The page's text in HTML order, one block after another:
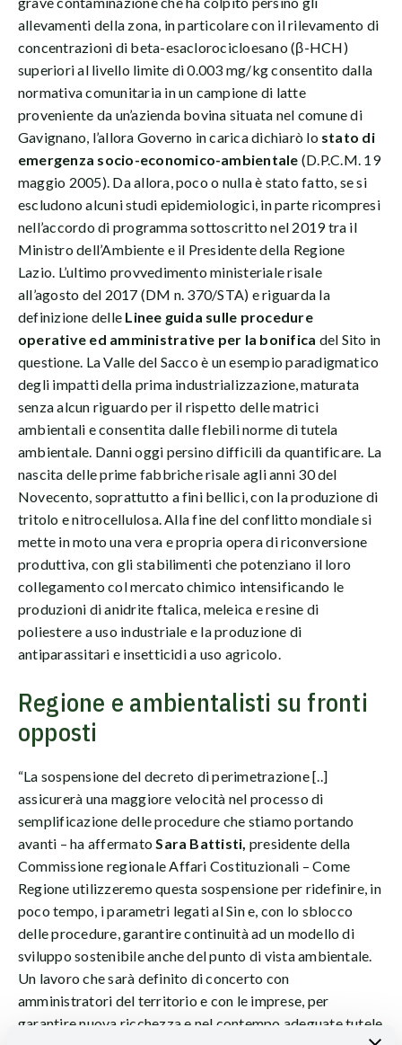
allevamenti della zona, in particolare con il rilevamento di
concentrazioni di beta-esaclorocicloesano (β-HCH)
superiori al livello limite di 0.003 mg/kg consentito dalla
normativa comunitaria in un campione di latte
proveniente da un’azienda bovina situata nel comune di
Gavignano, l’allora Governo in carica dichiarò lo stato di
emergenza socio-economico-ambientale (D.P.C.M. 19
maggio 2005). Da allora, poco o nulla è stato fatto, se si
escludono alcuni studi epidemiologici, in parte ricompresi
nell’accordo di programma sottoscritto nel 2019 tra il
Ministro dell’Ambiente e il Presidente della Regione
Lazio. L’ultimo provvedimento ministeriale risale
all’agosto del 2017 (DM n. 370/STA) e riguarda la
definizione delle Linee guida sulle procedure
operative ed amministrative per la bonifica del Sito in
questione. La Valle del Sacco è un esempio paradigmatico
degli impatti della prima industrializzazione, maturata
senza alcun riguardo per il rispetto delle matrici
ambientali e consentita dalle flebili norme di tutela
ambientale. Danni oggi persino difficili da quantificare. La
nascita delle prime fabbriche risale agli anni 30 del
Novecento, soprattutto a fini bellici, con la produzione di
tritolo e nitrocellulosa. Alla fine del conflitto mondiale si
mette in moto una vera e propria opera di riconversione
produttiva, con gli stabilimenti che potenziano il loro
collegamento col mercato chimico intensificando le
produzioni di anidrite ftalica, meleica e resine di
poliestere a uso industriale e la produzione di
antiparassitari e insetticidi a uso agricolo.
Regione e ambientalisti su fronti
opposti
“La sospensione del decreto di perimetrazione [..]
assicurerà una maggiore velocità nel processo di
semplificazione delle procedure che stiamo portando
avanti – ha affermatoSara Battisti, presidente della
Commissione regionale Affari Costituzionali – Come
Regione utilizzeremo questa sospensione per ridefinire, in
poco tempo, i parametri legati al Sin e, con lo sblocco
delle procedure, garantire continuità ad un modello di
sviluppo sostenibile anche del punto di vista ambientale.
Un lavoro che sarà definito di concerto con
amministratori del territorio e con le imprese, per
garantire nuova ricchezza e nel contempo adeguate tutele